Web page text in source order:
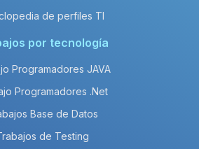
de perfiles TI
por tecnología
Programadores JAVA
Programadores .Net
Base de Datos
de Testing